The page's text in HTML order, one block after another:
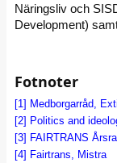
Näringsliv och
Development)
Fotnoter
[1] Medborgarråd,
[2] Politics and
[3] FAIRTRANS
[4] Fairtrans, Mistra